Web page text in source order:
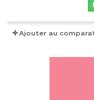
Ajouter au